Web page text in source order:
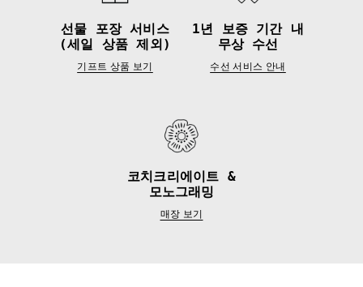
선물 포장 서비스
(세일 상품 제외)
기프트 상품 보기
1년 보증 기간 내
무상 수선
수선 서비스 안내
코치크리에이트 &
모노그래밍
매장 보기